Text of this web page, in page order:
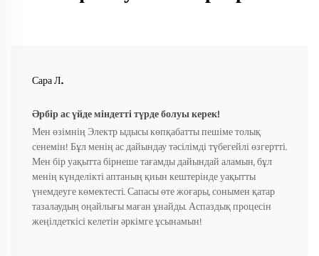
Сара Л.
Әрбір ас үйде міндетті түрде болуы керек!
Мен өзімнің Электр ыдысы көпқабатты пешіме толық
сенемін! Бұл менің ас дайындау тәсілімді түбегейлі өзгертті.
Мен бір уақытта бірнеше тағамды дайындай аламын, бұл
менің күнделікті аптаның қиын кештерінде уақытты
үнемдеуге көмектесті. Сапасы өте жоғары, сонымен қатар
тазалаудың оңайлығы маған ұнайды. Аспаздық процесін
жеңілдеткісі келетін әркімге ұсынамын!